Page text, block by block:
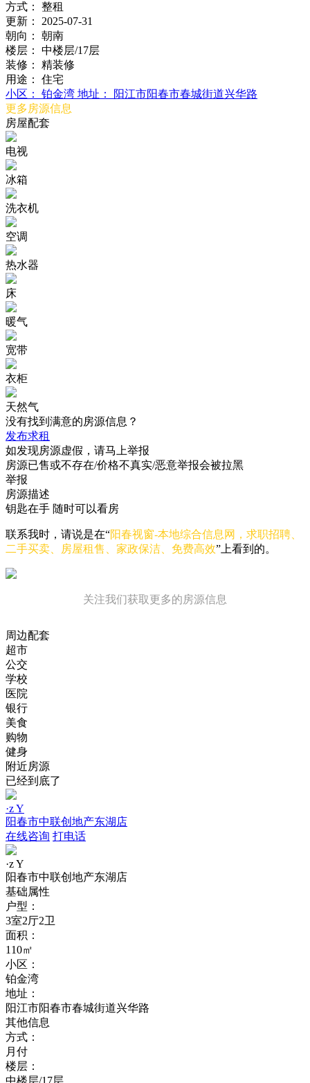
方式：
整租
更新：
2025-07-31
朝向：
朝南
楼层：
中楼层/17层
装修：
精装修
用途：
住宅
小区：
铂金湾 地址：
阳江市阳春市春城街道兴华路
更多房源信息
房屋配套
电视
冰箱
洗衣机
空调
热水器
床
暖气
宽带
衣柜
天然气
没有找到满意的房源信息？
发布求租
如发现房源虚假，请马上举报
房源已售或不存在/价格不真实/恶意举报会被拉黑
举报
房源描述
钥匙在手 随时可以看房
联系我时，请说是在“阳春视窗-本地综合信息网，求职招聘、
二手买卖、房屋租售、家政保洁、免费高效”上看到的。
关注我们获取更多的房源信息
周边配套
超市
公交
学校
医院
银行
美食
购物
健身
附近房源
已经到底了
·z Y
阳春市中联创地产东湖店
在线咨询 打电话
·z Y
阳春市中联创地产东湖店
基础属性
户型：
3室2厅2卫
面积：
110㎡
小区：
铂金湾
地址：
阳江市阳春市春城街道兴华路
其他信息
方式：
月付
楼层：
中楼层/17层